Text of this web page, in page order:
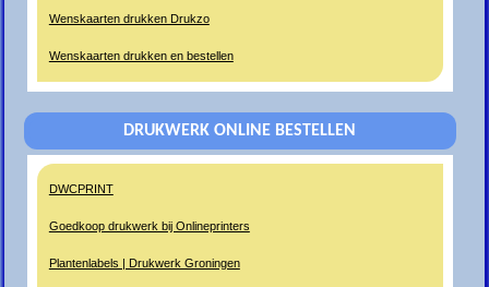
Wenskaarten drukken Drukzo
Wenskaarten drukken en bestellen
DRUKWERK ONLINE BESTELLEN
DWCPRINT
Goedkoop drukwerk bij Onlineprinters
Plantenlabels | Drukwerk Groningen